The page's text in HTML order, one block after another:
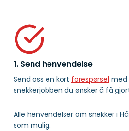
1. Send henvendelse
Send oss en kort forespørsel med
snekkerjobben du ønsker å få
Alle henvendelser om snekker i
som mulig.